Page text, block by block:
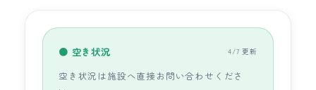
● 空き状況 4/7 更新
空き状況は施設へ直接お問い合わせくださ